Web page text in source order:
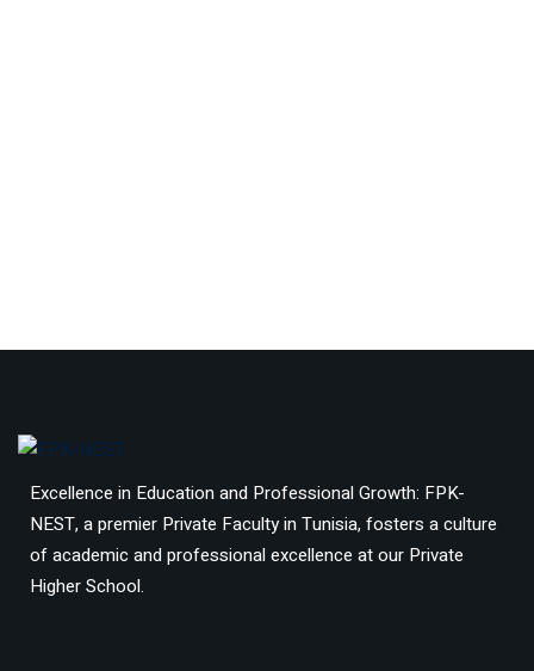
Excellence in Education and Professional Growth: FPK-
NEST, a premier Private Faculty in Tunisia, fosters a culture
of academic and professional excellence at our Private
Higher School.